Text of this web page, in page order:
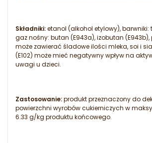
Składniki:etanol (alkohol etylowy), barwniki:
gaz nośny: butan (E943a), izobutan (E943b),
może zawierać śladowe ilości mleka, soi i
(E102) może mieć negatywny wpływ na
uwagi u dzieci.
Zastosowanie:produkt przeznaczony do
powierzchni wyrobów cukierniczych w
6.33 g/kg produktu końcowego.